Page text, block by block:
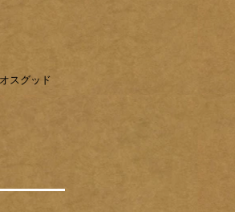
スグッド